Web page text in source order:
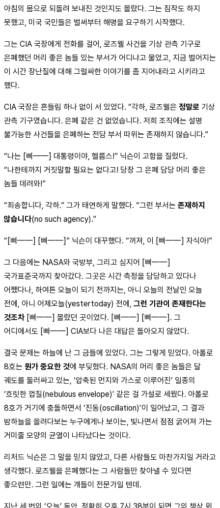
아침의 몸으로 되돌려 보내진 것인지도 몰랐다. 그는 짐작도 하지
못했고, 미국 국민들은 벌써부터 해명을 요구하기 시작했다.
그는 CIA 국장에게 전화를 걸어, 로즈웰 사건을 기상 관측 기구로
은폐했던 머리 좋은 놈들 있는 부서가 어디냐고 물었고, 지금 벌어지는
이 시간 장난질에 대해 그럴싸한 이야기를 좀 지어내라고 시키라고
했다.
CIA 국장은 흔들림 하나 없이 서 있었다. “각하, 로즈웰은 정말로 기상
관측 기구였습니다. 은폐 같은 건 없었습니다. 저희 조직에는 설명
불가능한 사건들을 은폐하는 전담 부서 따위는 존재하지 않습니다.”
“나는 [삐——] 대통령이야, 헬름스!” 닉슨이 고함을 질렀다.
“나한테까지 거짓말할 필요는 없다고! 당장 그 은폐 담당 머리 좋은
놈들 데려와!”
“죄송합니다, 각하.” 그가 태연하게 말했다. “그런 부서는 존재하지
않습니다(no such agency).”
“[삐——] [삐——]” 닉슨이 대꾸했다. “꺼져, 이 [삐——] 자식아!”
그 다음에는 NASA와 국방부, 그리고 심지어 [삐——]
국가표준국까지 찾아갔다. 그곳은 시간 측정을 담당하고 있다나
어쨌다나, 하여튼 오늘이 되기 전까지는, 아니 오늘의 전날인 오늘
전에, 아니 어제오늘(yestertoday) 전에, 그런 기관이 존재한다는
것조차 [삐——] 몰랐던 곳이었다. [삐——] [삐——]. 그
어디에서도 [삐——] CIA보다 나은 대답은 돌아오지 않았다.
결국 문제는 하늘에 난 그 금들에 있었다. 그는 그렇게 믿었다. 아폴로
8호는 뭔가 중요한 것에 부딪혔다. NASA의 머리 좋은 놈들은 달
궤도를 둘러싸고 있는, ‘압축된 먼지와 가스로 이루어진’ 일종의
‘흐릿한 껍질(nebulous envelope)’ 같은 걸 가설로 세웠다. 아폴로
8호가 거기에 충돌하면서 ‘진동(oscillation)’이 일어났고, 그 결과
밤하늘을 올려다보는 누구에게나 보이는, 빛나면서 점점 굵어져 가는
거미줄 모양의 균열이 나타났다는 것이다.
리처드 닉슨은 그 말을 믿지 않았고, 다른 사람들도 마찬가지일 거라고
생각했다. 로즈웰을 은폐했다는 그 사람들만 찾아낼 수 있다면
좋으련만. 그런 일에는 걔들이 전문가일 텐데.